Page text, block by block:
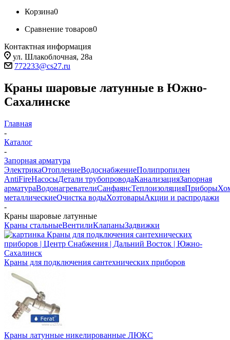
Корзина0
Сравнение товаров0
Контактная информация
ул. Шлакоблочная, 28а
772233@cs27.ru
Краны шаровые латунные в Южно-
Сахалинске
Главная
-
Каталог
-
Запорная арматура
ЭлектрикаОтоплениеВодоснабжениеПолипропилен
AntiFireНасосыДетали трубопроводаКанализацияЗапорная
арматураВодонагревателиСанфаянсТеплоизоляцияПриборы
металлическиеОчистка водыХозтоварыАкции и распродажи
-
Краны шаровые латунные
Краны стальныеВентилиКлапаныЗадвижки
Краны для подключения сантехнических приборов
Краны латунные никелированные ЛЮКС